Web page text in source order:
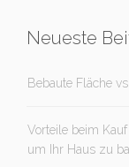
Neueste
Bebaute Fläche
Vorteile beim
um Ihr Haus zu